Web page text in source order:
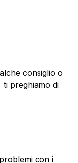
consiglio o
ti preghiamo di
con i